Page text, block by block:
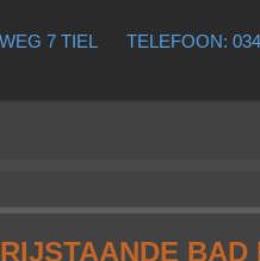
7 TIEL TELEFOON:
BAD